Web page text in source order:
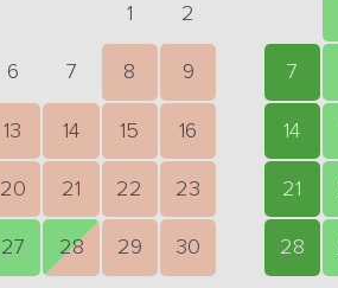
1 2
6 7 8 9
13 14 15 16
20 21 22 23
27 28 29 30
7
14
21
28